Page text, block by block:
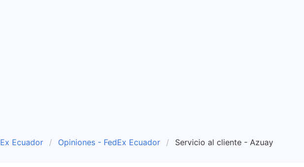
Ecuador Opiniones - FedEx Ecuador Servicio al cliente - Azuay